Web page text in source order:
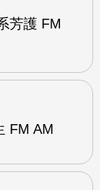
芳護 FM
FM AM